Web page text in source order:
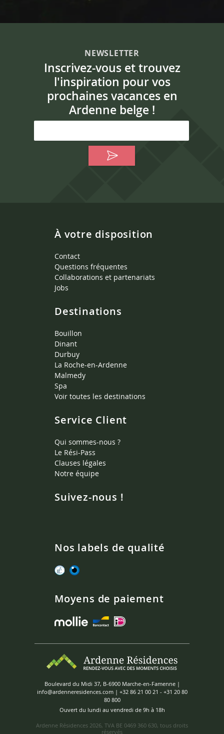
NEWSLETTER
Inscrivez-vous et trouvez
l'inspiration pour vos
prochaines vacances en
Ardenne belge !
À votre disposition
Contact
Questions fréquentes
Collaborations et partenariats
Jobs
Destinations
Bouillon
Dinant
Durbuy
La Roche-en-Ardenne
Malmedy
Spa
Voir toutes les destinations
Service Client
Qui sommes-nous ?
Le Rési-Pass
Clauses légales
Notre équipe
Suivez-nous !
Nos labels de qualité
Moyens de paiement
Boulevard du Midi 37, B-6900 Marche-en-Famenne |
info@ardenneresidences.com| +32 86 21 00 21 - +31 20 80
80 800
Ouvert du lundi au vendredi de 9h à 18h
Ardenne Résidences 2026, TVA BE 0469 360 630, tous droits
réservés